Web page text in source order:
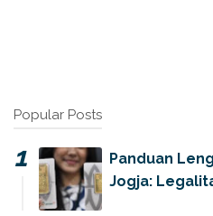
Popular Posts
Panduan
Jogja: